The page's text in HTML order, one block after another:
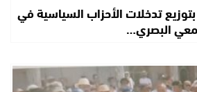
بتوزيع تدخلات الأحزاب السياسية في
البصري…